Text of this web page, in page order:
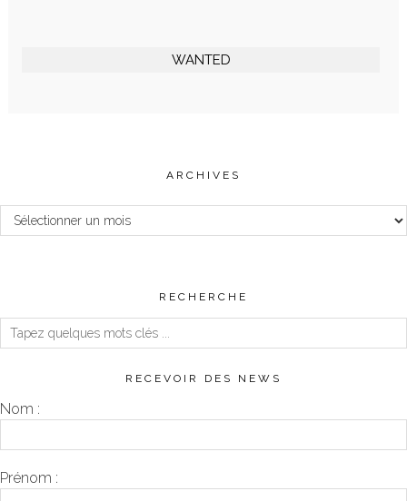
WANTED
ARCHIVES
Archives
RECHERCHE
RECEVOIR DES NEWS
Nom :
Prénom :